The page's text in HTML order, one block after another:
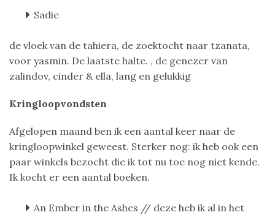
Sadie
de vloek van de tahiera, de zoektocht naar tzanata,
voor yasmin. De laatste halte. , de genezer van
zalindov, cinder & ella, lang en gelukkig
Kringloopvondsten
Afgelopen maand ben ik een aantal keer naar de
kringloopwinkel geweest. Sterker nog: ik heb ook een
paar winkels bezocht die ik tot nu toe nog niet kende.
Ik kocht er een aantal boeken.
An Ember in the Ashes // deze heb ik al in het